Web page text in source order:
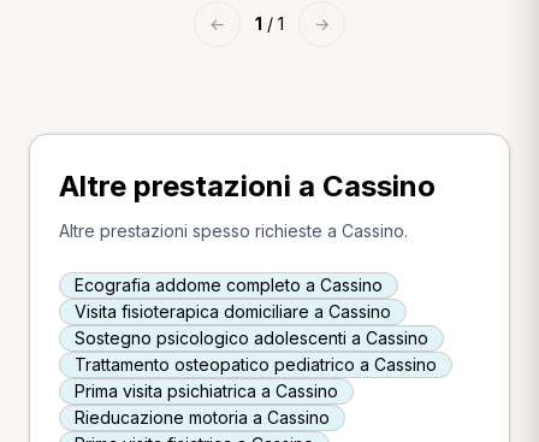
← 1 / 1 →
Altre prestazioni a Cassino
Altre prestazioni spesso richieste a Cassino.
Ecografia addome completo a Cassino
Visita fisioterapica domiciliare a Cassino
Sostegno psicologico adolescenti a Cassino
Trattamento osteopatico pediatrico a Cassino
Prima visita psichiatrica a Cassino
Rieducazione motoria a Cassino